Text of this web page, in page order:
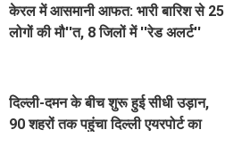
केरल में आसमानी आफत: भारी बारिश से 25
लोगों की मौ''त, 8 जिलों में ''रेड अलर्ट''
दिल्ली-दमन के बीच शुरू हुई सीधी उड़ान,
90 शहरों तक पहुंचा दिल्ली एयरपोर्ट का